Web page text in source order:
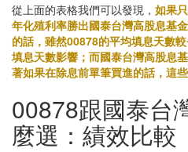
從上面的表格我們可以發現， 如果
年化殖利率勝出國泰台灣高股息基
的話，雖然00878的平均填息天數
填息天數影響；而國泰台灣高股息
著如果在除息前單筆買進的話，這
00878跟國泰台
麼選：績效比較